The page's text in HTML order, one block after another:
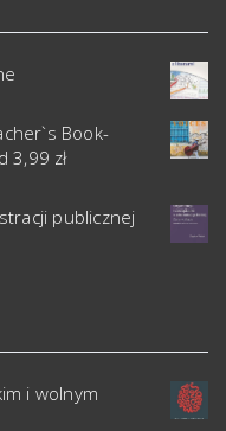
Book-
3,99 zł
publicznej
i wolnym